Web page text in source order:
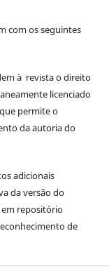
com os seguintes
à revista o direito
licenciado
permite o
da autoria do
adicionais
da versão do
repositório
de